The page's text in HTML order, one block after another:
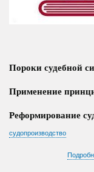
Пороки судебной
Применение
Реформирование
судопроизводство